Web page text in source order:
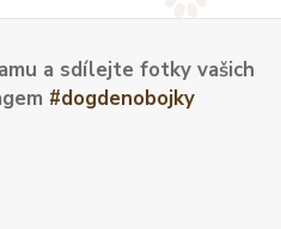
a sdílejte fotky vašich
#dogdenobojky